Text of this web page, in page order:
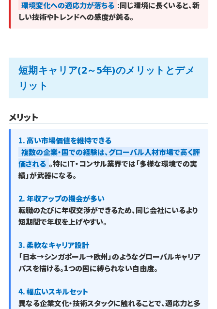
環境変化への適応力が落ちる :同じ環境に長くいると、新
しい技術やトレンドへの感度が鈍る。
短期キャリア(2～5年)のメリットとデメ
リット
メリット
1. 高い市場価値を維持できる
複数の企業・国での経験は、グローバル人材市場で高く評
価される 。特にIT・コンサル業界では「多様な環境での実
績」が武器になる。
2. 年収アップの機会が多い
転職のたびに年収交渉ができるため、同じ会社にいるより
短期間で年収を上げやすい。
3. 柔軟なキャリア設計
「日本→シンガポール→欧州」のようなグローバルキャリア
パスを描ける。1つの国に縛られない自由度。
4. 幅広いスキルセット
異なる企業文化・技術スタックに触れることで、適応力と多